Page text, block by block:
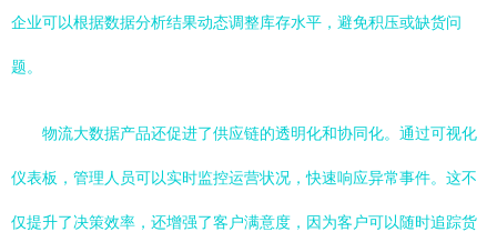
企业可以根据数据分析结果动态调整库存水平，避免积压或缺货问
题。
物流大数据产品还促进了供应链的透明化和协同化。通过可视化
仪表板，管理人员可以实时监控运营状况，快速响应异常事件。这不
仅提升了决策效率，还增强了客户满意度，因为客户可以随时追踪货